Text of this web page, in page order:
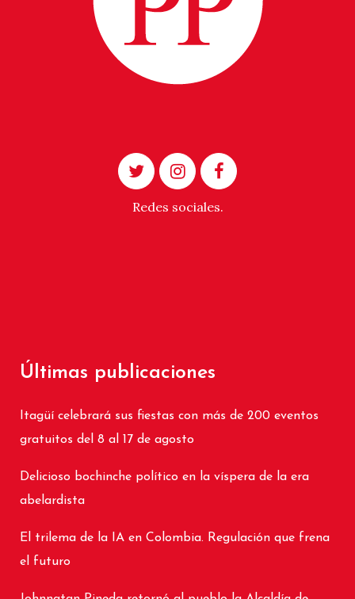
Redes sociales.
Últimas publicaciones
Itagüí celebrará sus fiestas con más de 200 eventos
gratuitos del 8 al 17 de agosto
Delicioso bochinche político en la víspera de la era
abelardista
El trilema de la IA en Colombia. Regulación que frena
el futuro